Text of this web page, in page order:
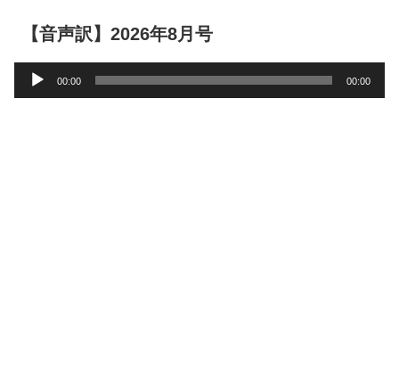
【音声訳】2026年8月号
声
00:00 00:00